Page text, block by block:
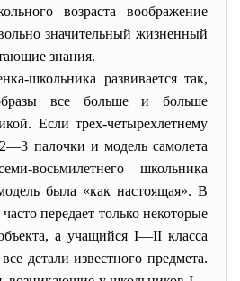
возраста воображение
значительный жизненный
знания.
школьника развивается так,
все больше и больше
Если трех-четырехлетнему
палочки и модель самолета
восьмилетнего школьника
была «как настоящая». В
передает только некоторые
а учащийся I—II класса
детали известного предмета.